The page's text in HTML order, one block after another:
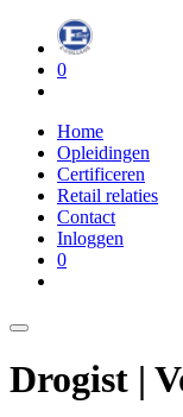
0
Home
Opleidingen
Certificeren
Retail relaties
Contact
Inloggen
0
Drogist |